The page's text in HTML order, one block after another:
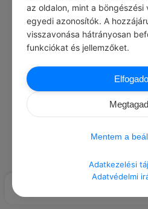
Load More
az oldalon, mint a böngészési
egyedi azonosítók. A
visszavonása hátrányosan
funkciókat és jellemzőket.
Mentem a
Adatkezelési
Adatvédelmi